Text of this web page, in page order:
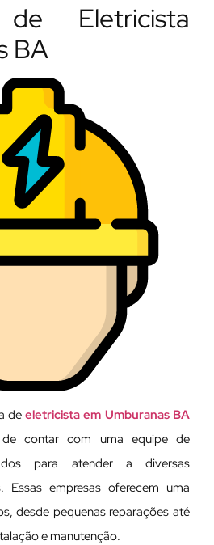
de Eletricista
BA
deeletricista em Umburanas BA
contar com uma equipe de
para atender a diversas
Essas empresas oferecem uma
desde pequenas reparações até
e manutenção.